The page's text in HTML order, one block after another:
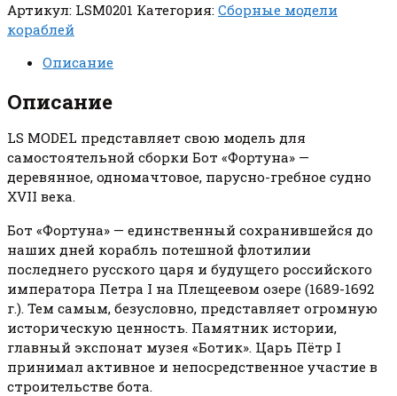
Артикул: LSM0201 Категория: Сборные модели
кораблей
Описание
Описание
LS MODEL представляет свою модель для
самостоятельной сборки Бот «Фортуна» —
деревянное, одномачтовое, парусно-гребное судно
XVII века.
Бот «Фортуна» — единственный сохранившейся до
наших дней корабль потешной флотилии
последнего русского царя и будущего российского
императора Петра I на Плещеевом озере (1689-1692
г.). Тем самым, безусловно, представляет огромную
историческую ценность. Памятник истории,
главный экспонат музея «Ботик». Царь Пётр I
принимал активное и непосредственное участие в
строительстве бота.